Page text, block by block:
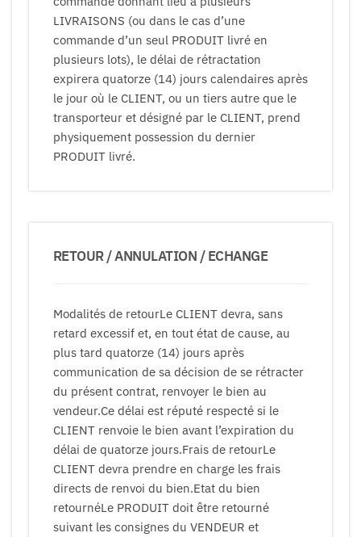
LIVRAISONS (ou dans le cas d’une
commande d’un seul PRODUIT livré en
plusieurs lots), le délai de rétractation
expirera quatorze (14) jours calendaires après
le jour où le CLIENT, ou un tiers autre que le
transporteur et désigné par le CLIENT, prend
physiquement possession du dernier
PRODUIT livré.
RETOUR / ANNULATION / ECHANGE
Modalités de retourLe CLIENT devra, sans
retard excessif et, en tout état de cause, au
plus tard quatorze (14) jours après
communication de sa décision de se rétracter
du présent contrat, renvoyer le bien au
vendeur.Ce délai est réputé respecté si le
CLIENT renvoie le bien avant l’expiration du
délai de quatorze jours.Frais de retourLe
CLIENT devra prendre en charge les frais
directs de renvoi du bien.Etat du bien
retournéLe PRODUIT doit être retourné
suivant les consignes du VENDEUR et